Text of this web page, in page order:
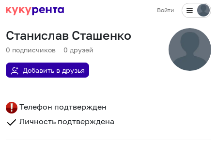
Войти
Станислав Сташенко
0 подписчиков 0 друзей
Добавить в друзья
Телефон подтвержден
Личность подтверждена